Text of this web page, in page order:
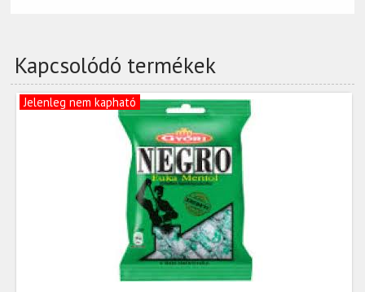
Kapcsolódó termékek
Jelenleg nem kapható